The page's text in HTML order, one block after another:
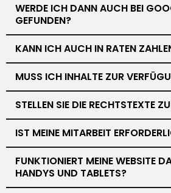
WERDE ICH DANN AUCH BEI
GEFUNDEN?
KANN ICH AUCH IN RATEN
MUSS ICH INHALTE ZUR
STELLEN SIE DIE RECHTSTEXTE
IST MEINE MITARBEIT
FUNKTIONIERT MEINE WEBSITE
HANDYS UND TABLETS?